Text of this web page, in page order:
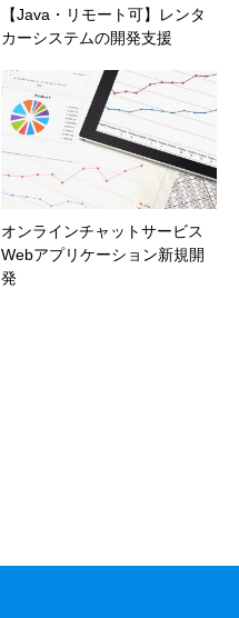
【Java・リモート可】レンタ
カーシステムの開発支援
オンラインチャットサービス
Webアプリケーション新規開
発